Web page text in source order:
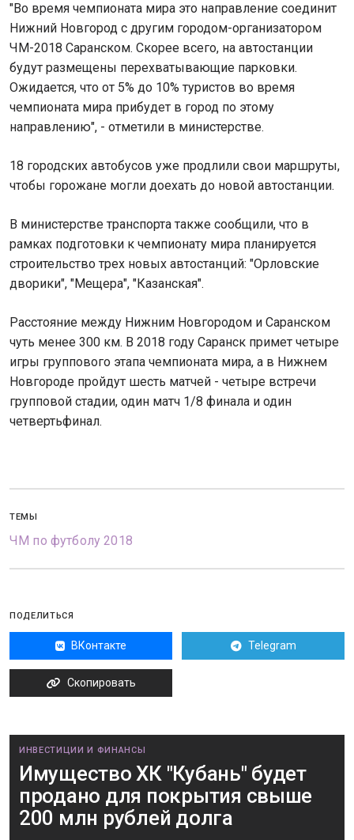
"Во время чемпионата мира это направление соединит
Нижний Новгород с другим городом-организатором
ЧМ-2018 Саранском. Скорее всего, на автостанции
будут размещены перехватывающие парковки.
Ожидается, что от 5% до 10% туристов во время
чемпионата мира прибудет в город по этому
направлению", - отметили в министерстве.
18 городских автобусов уже продлили свои маршруты,
чтобы горожане могли доехать до новой автостанции.
В министерстве транспорта также сообщили, что в
рамках подготовки к чемпионату мира планируется
строительство трех новых автостанций: "Орловские
дворики", "Мещера", "Казанская".
Расстояние между Нижним Новгородом и Саранском
чуть менее 300 км. В 2018 году Саранск примет четыре
игры группового этапа чемпионата мира, а в Нижнем
Новгороде пройдут шесть матчей - четыре встречи
групповой стадии, один матч 1/8 финала и один
четвертьфинал.
ТЕМЫ
ЧМ по футболу 2018
ПОДЕЛИТЬСЯ
ВКонтакте Telegram
Скопировать
ИНВЕСТИЦИИ И ФИНАНСЫ
Имущество ХК "Кубань" будет
продано для покрытия свыше
200 млн рублей долга